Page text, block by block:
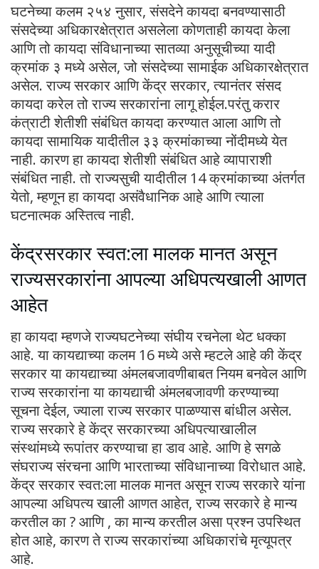
घटनेच्या कलम २५४ नुसार, संसदेने कायदा बनवण्यासाठी
संसदेच्या अधिकारक्षेत्रात असलेला कोणताही कायदा केला
आणि तो कायदा संविधानाच्या सातव्या अनुसूचीच्या यादी
क्रमांक ३ मध्ये असेल, जो संसदेच्या सामाईक अधिकारक्षेत्रात
असेल. राज्य सरकार आणि केंद्र सरकार, त्यानंतर संसद
कायदा करेल तो राज्य सरकारांना लागू होईल.परंतु करार
कंत्राटी शेतीशी संबंधित कायदा करण्यात आला आणि तो
कायदा सामायिक यादीतील ३३ क्रमांकाच्या नोंदीमध्ये येत
नाही. कारण हा कायदा शेतीशी संबंधित आहे व्यापाराशी
संबंधित नाही. तो राज्यसुची यादीतील 14 क्रमांकाच्या अंतर्गत
येतो, म्हणून हा कायदा असंवैधानिक आहे आणि त्याला
घटनात्मक अस्तित्व नाही.
केंद्रसरकार स्वत:ला मालक मानत असून
राज्यसरकारांना आपल्या अधिपत्यखाली आणत
आहेत
हा कायदा म्हणजे राज्यघटनेच्या संघीय रचनेला थेट धक्का
आहे. या कायद्याच्या कलम 16 मध्ये असे म्हटले आहे की केंद्र
सरकार या कायद्याच्या अंमलबजावणीबाबत नियम बनवेल आणि
राज्य सरकारांना या कायद्याची अंमलबजावणी करण्याच्या
सूचना देईल, ज्याला राज्य सरकार पाळण्यास बांधील असेल.
राज्य सरकारे हे केंद्र सरकारच्या अधिपत्याखालील
संस्थांमध्ये रूपांतर करण्याचा हा डाव आहे. आणि हे सगळे
संघराज्य संरचना आणि भारताच्या संविधानाच्या विरोधात आहे.
केंद्र सरकार स्वत:ला मालक मानत असून राज्य सरकारे यांना
आपल्या अधिपत्य खाली आणत आहेत, राज्य सरकारे हे मान्य
करतील का ? आणि , का मान्य करतील असा प्रश्न उपस्थित
होत आहे, कारण ते राज्य सरकारांच्या अधिकारांचे मृत्यूपत्र
आहे.